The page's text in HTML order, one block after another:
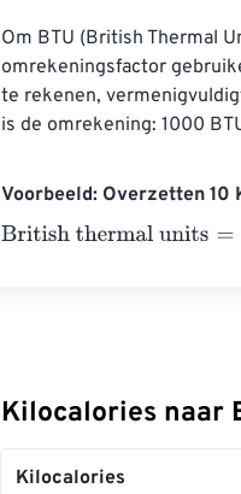
Om BTU (British Thermal
omrekeningsfactor
te rekenen,
is de omrekening: 1000
Voorbeeld: Overzetten
British thermal units=10
Kilocalories naar
Kilocalories